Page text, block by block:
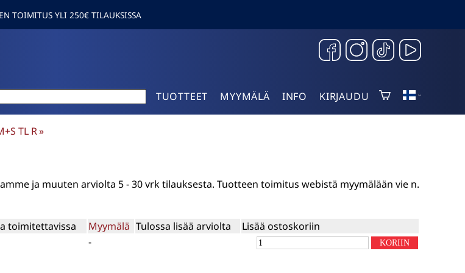
TOIMITUS YLI 250€ TILAUKSISSA
TUOTTEET MYYMÄLÄ INFO KIRJAUDU
TL R‪»
ja muuten arviolta 5 - 30 vrktilauksesta. Tuotteen toimitus webistä myymälään vie n.
toimitettavissa Myymälä Tulossa lisää arviolta
Lisää ostoskoriin
-